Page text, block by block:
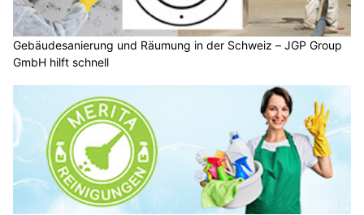
Gebäudesanierung und Räumung in der Schweiz – JGP Group
GmbH hilft schnell